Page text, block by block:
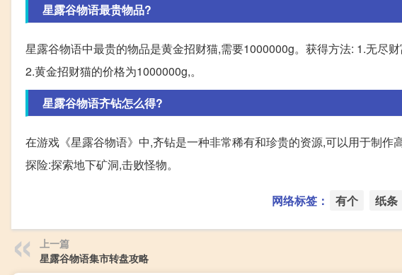
星露谷物语最贵物品?
星露谷物语中最贵的物品是黄金招财猫,需要1000000g。获得方法: 1.无尽
2.黄金招财猫的价格为1000000g,。
星露谷物语齐钻怎么得?
在游戏《星露谷物语》中,齐钻是一种非常稀有和珍贵的资源,可以用于制
探险:探索地下矿洞,击败怪物。
网络标签： 有个 纸条
上一篇
星露谷物语集市转盘攻略